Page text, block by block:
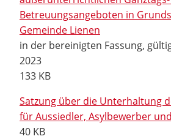
Betreuungsangeboten in
Gemeinde Lienen
in der bereinigten Fassung,
2023
133 KB
Satzung über die Unterhaltung
für Aussiedler, Asylbewerber
40 KB